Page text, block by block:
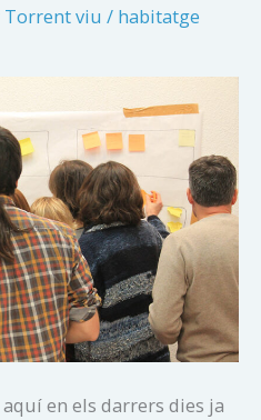
Torrent viu / habitatge
en els darrers dies ja